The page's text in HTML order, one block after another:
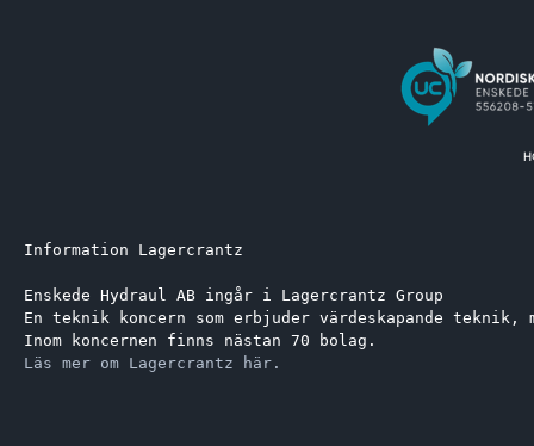
Information Lagercrantz
Enskede Hydraul AB ingår i Lagercrantz Group
En teknik koncern som erbjuder värdeskapande
Inom koncernen finns nästan 70 bolag.
Läs mer om Lagercrantz här.